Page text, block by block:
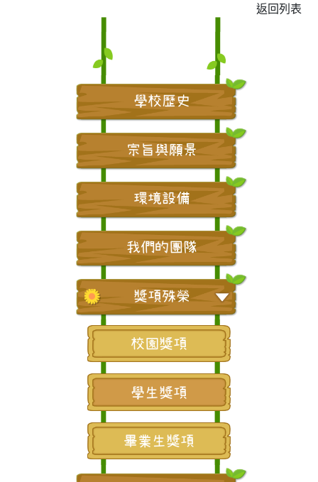
學校歷史
宗旨與願景
環境設備
我們的團隊
獎項殊榮
校園獎項
學生獎項
畢業生獎項
返回列表